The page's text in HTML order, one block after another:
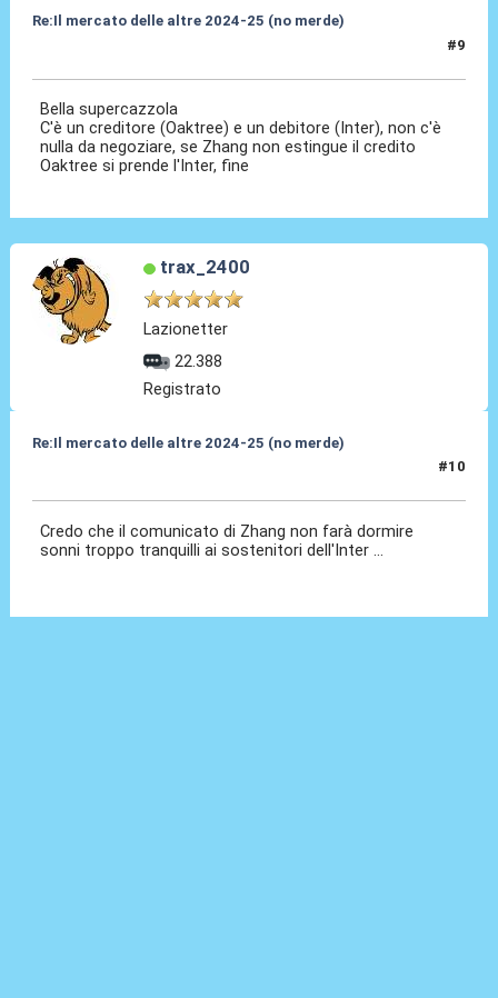
Re:Il mercato delle altre 2024-25 (no merde)
#9
Bella supercazzola
C'è un creditore (Oaktree) e un debitore (Inter), non c'è
nulla da negoziare, se Zhang non estingue il credito
Oaktree si prende l'Inter, fine
trax_2400
Lazionetter
22.388
Registrato
Re:Il mercato delle altre 2024-25 (no merde)
#10
Credo che il comunicato di Zhang non farà dormire
sonni troppo tranquilli ai sostenitori dell'Inter ...